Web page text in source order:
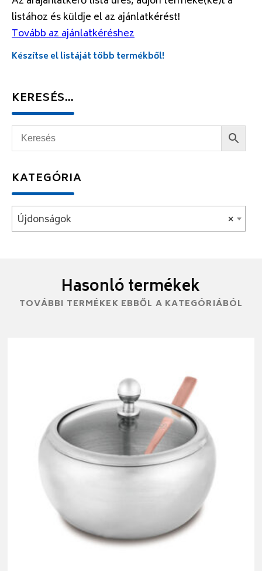
listához és küldje el az ajánlatkérést!
Tovább az ajánlatkéréshez
Készítse el listáját több termékből!
KERESÉS…
KATEGÓRIA
×
Újdonságok
Hasonló termékek
TOVÁBBI TERMÉKEK EBBŐL A KATEGÓRIÁBÓL